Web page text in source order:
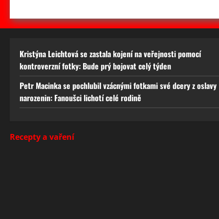
Kristýna Leichtová se zastala kojení na veřejnosti pomocí
kontroverzní fotky: Bude prý bojovat celý týden
Petr Macinka se pochlubil vzácnými fotkami své dcery z oslavy
narozenin: Fanoušci lichotí celé rodině
Recepty a vaření